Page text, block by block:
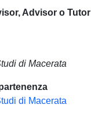
Advisor o Tutor
di Macerata
di Macerata